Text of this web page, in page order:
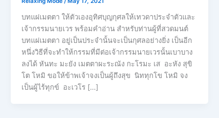
บทแผ่เมตตา ให้ตัวเองอุทิศบุญกุศลให้เทวดาประจำตัวและ
เจ้ากรรมนายเวร พร้อมคำอ่าน สำหรับท่านผู้ที่สวดมนต์
บทแผ่เมตตา อยู่เป็นประจำนั้นจะเป็นกุศลอย่างยิ่ง เป็นอีก
หนึ่งวิธีที่จะทำให้กรรมที่มีต่อเจ้ากรรมนายเวรนั้นเบาบาง
ลงได้ หันทะ มะยัง เมตตาผะระณัง กะโรมะ เส อะหัง สุขิ
โต โหมิ ขอให้ข้าพเจ้าจงเป็นผู้ถึงสุข นิททุกโข โหมิ จง
เป็นผู้ไร้ทุกข์ อะเวโร […]